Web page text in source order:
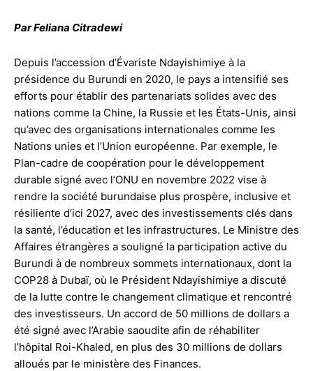
Par Feliana Citradewi
Depuis l’accession d’Évariste Ndayishimiye à la
présidence du Burundi en 2020, le pays a intensifié ses
efforts pour établir des partenariats solides avec des
nations comme la Chine, la Russie et les États-Unis, ainsi
qu’avec des organisations internationales comme les
Nations unies et l’Union européenne. Par exemple, le
Plan-cadre de coopération pour le développement
durable signé avec l’ONU en novembre 2022 vise à
rendre la société burundaise plus prospère, inclusive et
résiliente d’ici 2027, avec des investissements clés dans
la santé, l’éducation et les infrastructures. Le Ministre des
Affaires étrangères a souligné la participation active du
Burundi à de nombreux sommets internationaux, dont la
COP28 à Dubaï, où le Président Ndayishimiye a discuté
de la lutte contre le changement climatique et rencontré
des investisseurs. Un accord de 50 millions de dollars a
été signé avec l’Arabie saoudite afin de réhabiliter
l’hôpital Roi-Khaled, en plus des 30 millions de dollars
alloués par le ministère des Finances.